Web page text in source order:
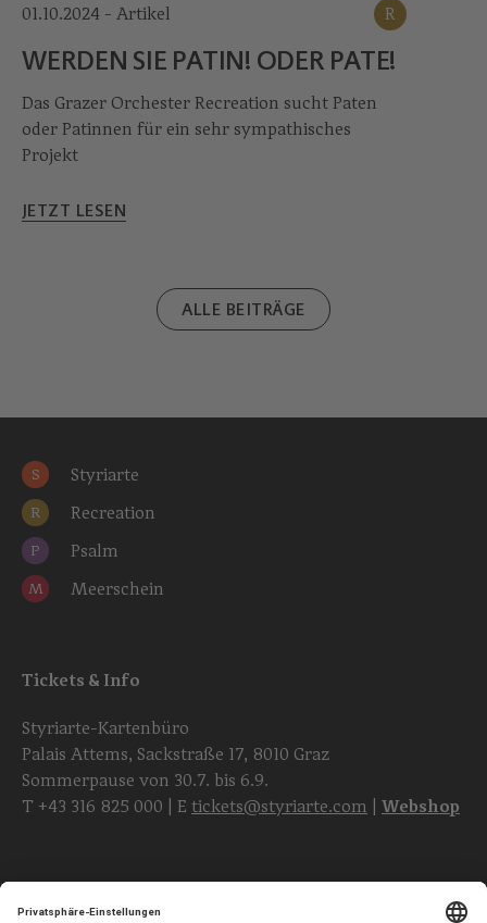
01.10.2024 - Artikel R
WERDEN SIE PATIN! ODER PATE!
Das Grazer Orchester Recreation sucht Paten
oder Patin­nen für ein sehr sympathisches
Projekt
JETZT LESEN
ALLE BEITRÄGE
S Styriarte
R Recreation
P Psalm
M Meerschein
Tickets & Info
Styriarte-Kartenbüro
Palais Attems, Sackstraße 17, 8010 Graz
Sommerpause von 30.7. bis 6.9.
T +43 316 825 000 | E tickets@styriarte.com Webshop